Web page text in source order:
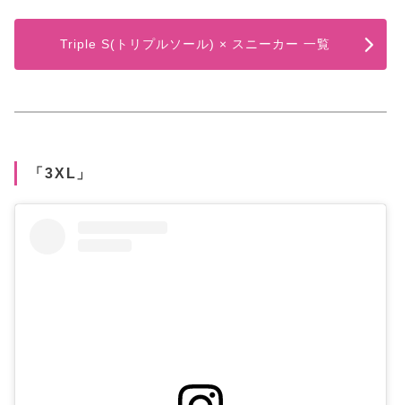
Triple S(トリプルソール) × スニーカー 一覧
「3XL」